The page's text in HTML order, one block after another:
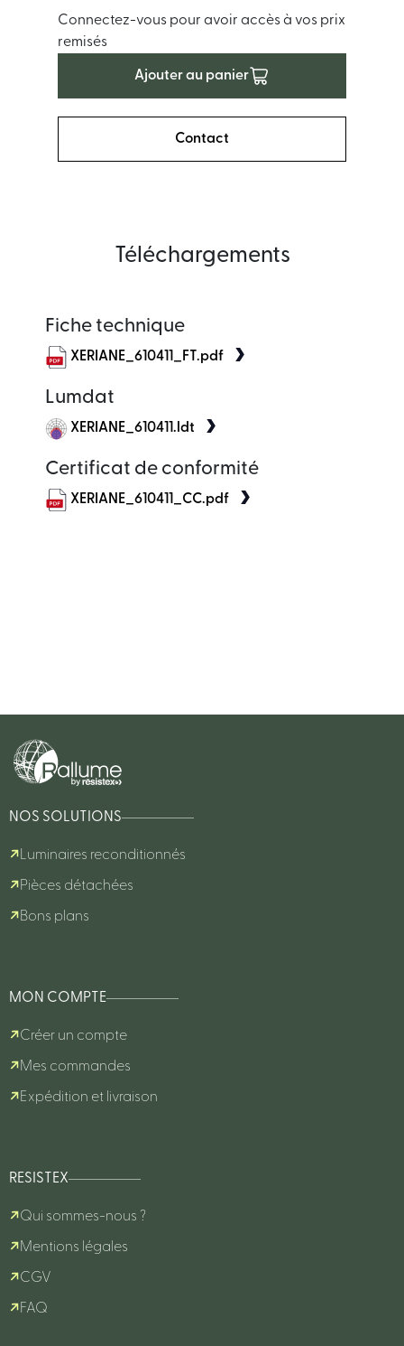
Connectez-vous pour avoir accès à vos prix
remisés
Ajouter au panier
Contact
Téléchargements
Fiche technique
XERIANE_610411_FT.pdf
Lumdat
XERIANE_610411.ldt
Certificat de conformité
XERIANE_610411_CC.pdf
NOS SOLUTIONS
Luminaires reconditionnés
Pièces détachées
Bons plans
MON COMPTE
Créer un compte
Mes commandes
Expédition et livraison
RESISTEX
Qui sommes-nous ?
Mentions légales
CGV
FAQ